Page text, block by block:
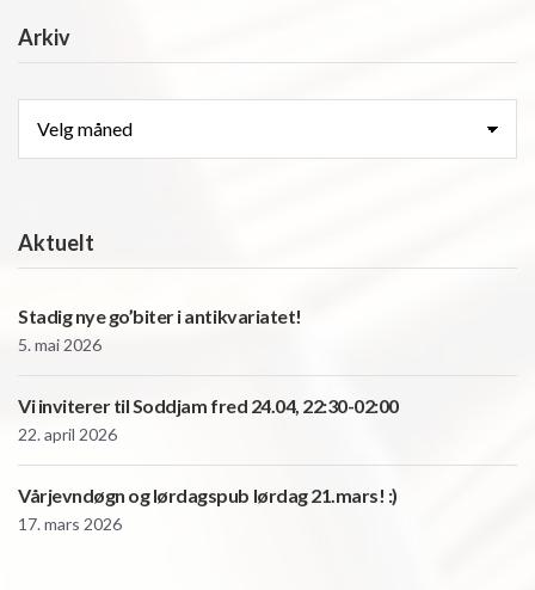
Arkiv
Aktuelt
Stadig nye go’biter i antikvariatet!
5. mai 2026
Vi inviterer til Soddjam fred 24.04, 22:30-02:00
22. april 2026
Vårjevndøgn og lørdagspub lørdag 21.mars! :)
17. mars 2026